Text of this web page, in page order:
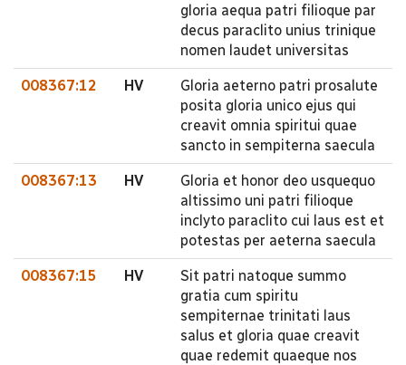
gloria aequa patri filioque par
decus paraclito unius trinique
nomen laudet universitas
008367:12 HV
Gloria aeterno patri prosalute
posita gloria unico ejus qui
creavit omnia spiritui quae
sancto in sempiterna saecula
008367:13 HV
Gloria et honor deo usquequo
altissimo uni patri filioque
inclyto paraclito cui laus est et
potestas per aeterna saecula
008367:15 HV
Sit patri natoque summo
gratia cum spiritu
sempiternae trinitati laus
salus et gloria quae creavit
quae redemit quaeque nos